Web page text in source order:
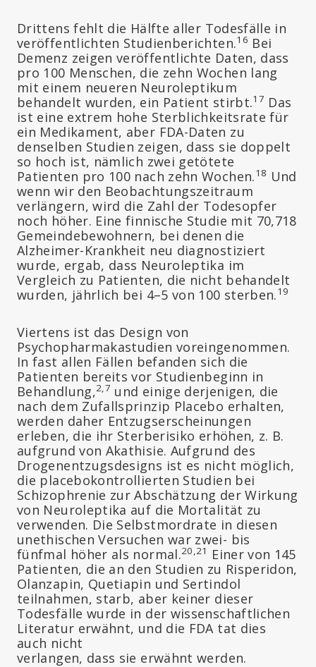
Drittens fehlt die Hälfte aller Todesfälle in
veröffentlichten Studienberichten.16 Bei
Demenz zeigen veröffentlichte Daten, dass
pro 100 Menschen, die zehn Wochen lang
mit einem neueren Neuroleptikum
behandelt wurden, ein Patient stirbt.17 Das
ist eine extrem hohe Sterblichkeitsrate für
ein Medikament, aber FDA-Daten zu
denselben Studien zeigen, dass sie doppelt
so hoch ist, nämlich zwei getötete
Patienten pro 100 nach zehn Wochen.18 Und
wenn wir den Beobachtungszeitraum
verlängern, wird die Zahl der Todesopfer
noch höher. Eine finnische Studie mit 70,718
Gemeindebewohnern, bei denen die
Alzheimer-Krankheit neu diagnostiziert
wurde, ergab, dass Neuroleptika im
Vergleich zu Patienten, die nicht behandelt
wurden, jährlich bei 4–5 von 100 sterben.19
Viertens ist das Design von
Psychopharmakastudien voreingenommen.
In fast allen Fällen befanden sich die
Patienten bereits vor Studienbeginn in
Behandlung,2,7 und einige derjenigen, die
nach dem Zufallsprinzip Placebo erhalten,
werden daher Entzugserscheinungen
erleben, die ihr Sterberisiko erhöhen, z. B.
aufgrund von Akathisie. Aufgrund des
Drogenentzugsdesigns ist es nicht möglich,
die placebokontrollierten Studien bei
Schizophrenie zur Abschätzung der Wirkung
von Neuroleptika auf die Mortalität zu
verwenden. Die Selbstmordrate in diesen
unethischen Versuchen war zwei- bis
fünfmal höher als normal.20,21
Einer von 145
Patienten, die an den Studien zu Risperidon,
Olanzapin, Quetiapin und Sertindol
teilnahmen, starb, aber keiner dieser
Todesfälle wurde in der wissenschaftlichen
Literatur erwähnt, und die FDA tat dies
auch nicht
verlangen, dass sie erwähnt werden.